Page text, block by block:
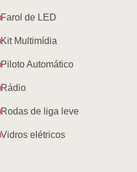
Farol de LED
Kit Multimídia
Piloto Automático
Rádio
Rodas de liga leve
Vidros elétricos